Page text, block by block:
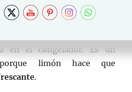
todo el año, pero que,
adquiere una nueva
en el congelador. Es un
limón hace que
.